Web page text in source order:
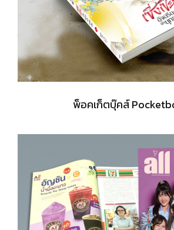
พ็อคเก็ตบุ๊คส์